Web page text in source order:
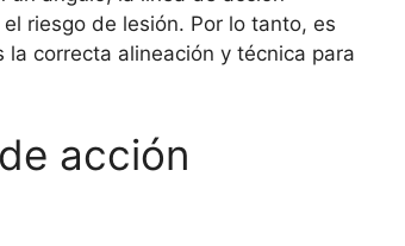
riesgo de lesión. Por lo tanto, es
correcta alineación y técnica para
acción